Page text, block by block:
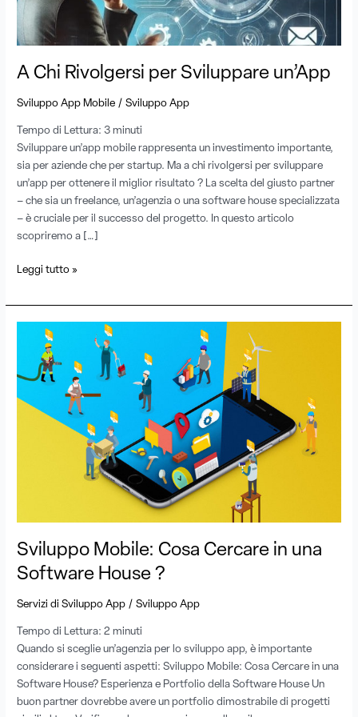
A Chi Rivolgersi per Sviluppare un’App
Sviluppo App Mobile /Sviluppo App
Tempo di Lettura:3 minuti
Sviluppare un’app mobile rappresenta un investimento importante,
sia per aziende che per startup. Ma a chi rivolgersi per sviluppare
un’app per ottenere il miglior risultato ? La scelta del giusto partner
– che sia un freelance, un’agenzia o una software house specializzata
– è cruciale per il successo del progetto. In questo articolo
scopriremo a […]
Leggi tutto »
Sviluppo Mobile: Cosa Cercare in una
Software House ?
Servizi di Sviluppo App /Sviluppo App
Tempo di Lettura:2 minuti
Quando si sceglie un’agenzia per lo sviluppo app, è importante
considerare i seguenti aspetti: Sviluppo Mobile: Cosa Cercare in una
Software House? Esperienza e Portfolio della Software House Un
buon partner dovrebbe avere un portfolio dimostrabile di progetti
Sviluppo
Mobile:
Cosa
Cercare
in